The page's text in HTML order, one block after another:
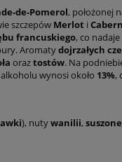
de-Pomerol, położonej
szczepów Merlot i
francuskiego, co
Aromatydojrzałych
oraztostów. Na
wynosi około 13%,
), nutywanilii,